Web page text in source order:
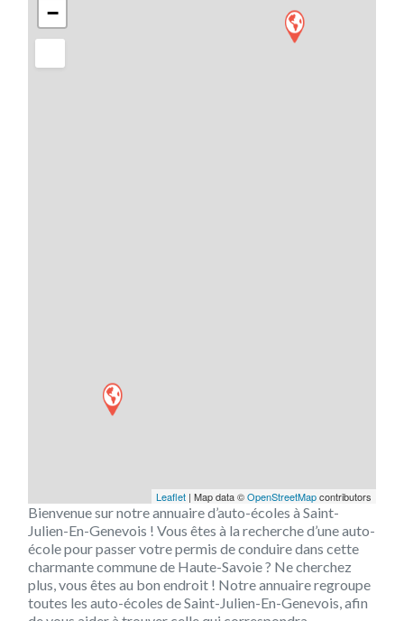
−
Leaflet | Map data ©OpenStreetMapcontributors
Bienvenue sur notre annuaire d’auto-écoles à Saint-
Julien-En-Genevois ! Vous êtes à la recherche d’une auto-
école pour passer votre permis de conduire dans cette
charmante commune de Haute-Savoie ? Ne cherchez
plus, vous êtes au bon endroit ! Notre annuaire regroupe
toutes les auto-écoles de Saint-Julien-En-Genevois, afin